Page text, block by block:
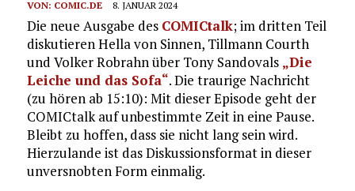
VON: COMIC.DE 8. JANUAR 2024
Die neue Ausgabe des COMICtalk; im dritten Teil
diskutieren Hella von Sinnen, Tillmann Courth
und Volker Robrahn über Tony Sandovals „Die
Leiche und das Sofa“. Die traurige Nachricht
(zu hören ab 15:10): Mit dieser Episode geht der
COMICtalk auf unbestimmte Zeit in eine Pause.
Bleibt zu hoffen, dass sie nicht lang sein wird.
Hierzulande ist das Diskussionsformat in dieser
unversnobten Form einmalig.